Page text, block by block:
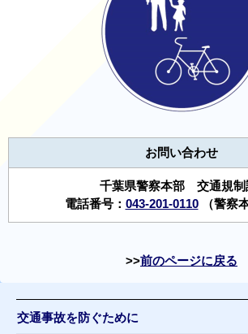
お問い合わせ
千葉県警察本部 交通規制
電話番号： 043-201-0110（警察
前のページに戻る
交通事故を防ぐために